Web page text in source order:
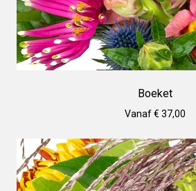
Boeket
Vanaf € 37,00